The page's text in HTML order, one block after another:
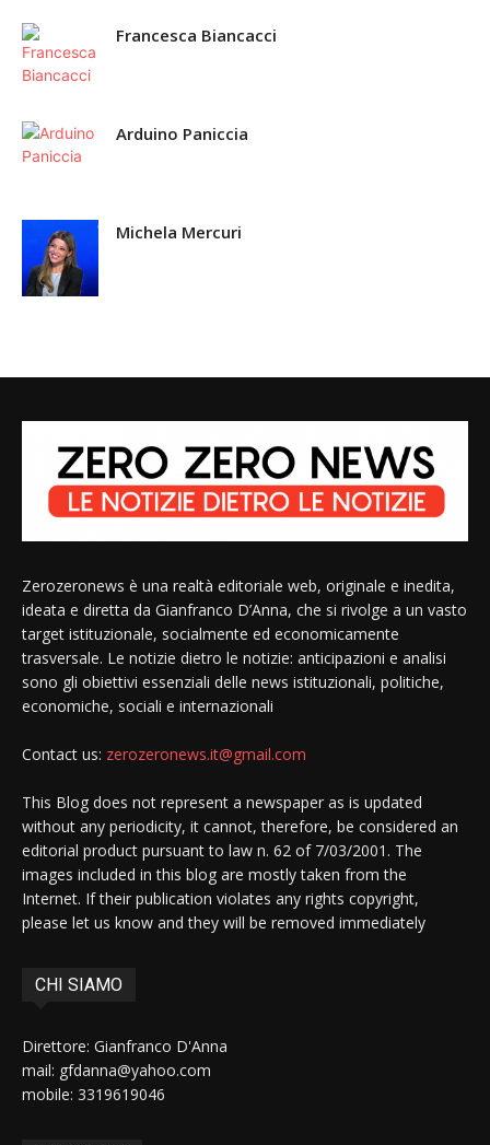
Francesca Biancacci
Arduino Paniccia
Michela Mercuri
Zerozeronews è una realtà editoriale web, originale e inedita,
ideata e diretta da Gianfranco D’Anna, che si rivolge a un vasto
target istituzionale, socialmente ed economicamente
trasversale. Le notizie dietro le notizie: anticipazioni e analisi
sono gli obiettivi essenziali delle news istituzionali, politiche,
economiche, sociali e internazionali
Contact us: zerozeronews.it@gmail.com
This Blog does not represent a newspaper as is updated
without any periodicity, it cannot, therefore, be considered an
editorial product pursuant to law n. 62 of 7/03/2001. The
images included in this blog are mostly taken from the
Internet. If their publication violates any rights copyright,
please let us know and they will be removed immediately
CHI SIAMO
Direttore: Gianfranco D'Anna
mail: gfdanna@yahoo.com
mobile: 3319619046